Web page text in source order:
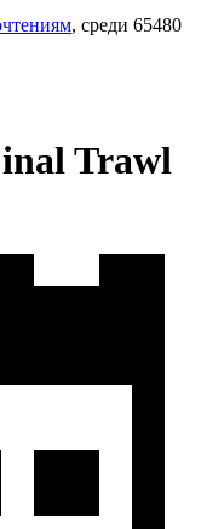
, среди 65480
Trawl